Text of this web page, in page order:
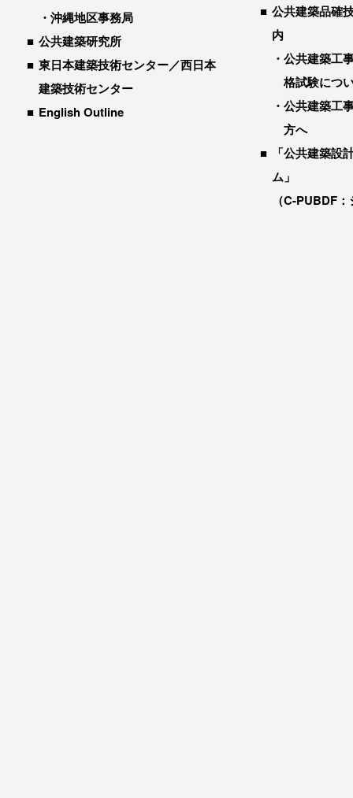
沖縄地区事務局
公共建築研究所
東日本建築技術センター／西日本
建築技術センター
English Outline
公共建築品確
内
公共建築工
格試験につ
公共建築工
方へ
「公共建築設
ム」
（C-PUBDF